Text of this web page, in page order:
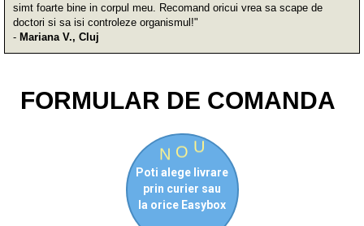
simt foarte bine in corpul meu. Recomand oricui vrea sa scape de
doctori si sa isi controleze organismul!"
- Mariana V., Cluj
FORMULAR DE COMANDA
N O U
Poti alege livrare
prin curier sau
la orice Easybox